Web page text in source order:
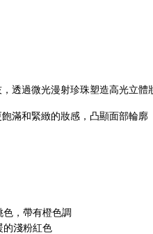
透過微光漫射珍珠塑造高光立體
滿和緊緻的妝感，凸顯面部輪廓
，帶有橙色調
的淺粉紅色